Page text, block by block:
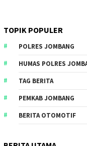
TOPIK POPULER
POLRES JOMBANG
HUMAS POLRES
TAG BERITA
PEMKAB JOMBANG
BERITA OTOMOTIF